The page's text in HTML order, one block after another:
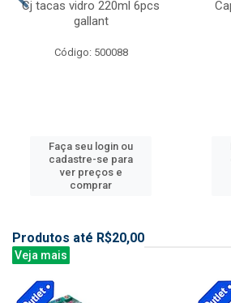
Cj tacas vidro 220ml 6pcs
gallant
Código: 500088
Faça seu login ou
cadastre-se para
ver preços e
comprar
Produtos até R$20,00
Veja mais